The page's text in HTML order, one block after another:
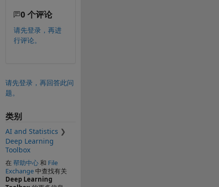
0 个评论
请先登录，再进
行评论。
请先登录，再回答此问
题。
类别
AI and Statistics
Deep Learning
Toolbox
在 帮助中心和 File
Exchange中查找有关
Deep Learning